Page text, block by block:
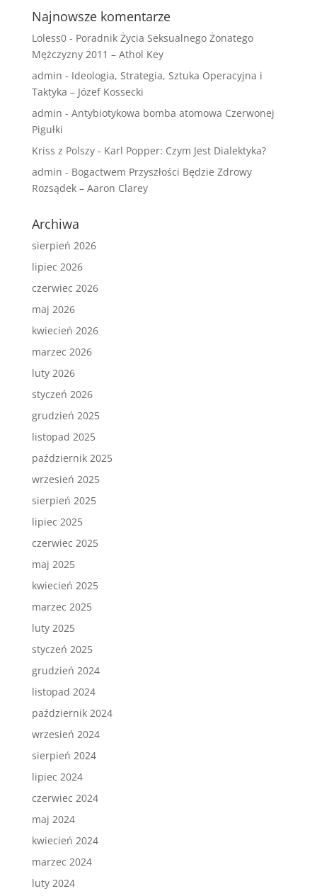
Najnowsze komentarze
Loless0- Poradnik Życia Seksualnego Żonatego
Mężczyzny 2011 – Athol Key
admin - Ideologia, Strategia, Sztuka Operacyjna i
Taktyka – Józef Kossecki
admin - Antybiotykowa bomba atomowa Czerwonej
Pigułki
Kriss z Polszy- Karl Popper: Czym Jest Dialektyka?
admin - Bogactwem Przyszłości Będzie Zdrowy
Rozsądek – Aaron Clarey
Archiwa
sierpień 2026
lipiec 2026
czerwiec 2026
maj 2026
kwiecień 2026
marzec 2026
luty 2026
styczeń 2026
grudzień 2025
listopad 2025
październik 2025
wrzesień 2025
sierpień 2025
lipiec 2025
czerwiec 2025
maj 2025
kwiecień 2025
marzec 2025
luty 2025
styczeń 2025
grudzień 2024
listopad 2024
październik 2024
wrzesień 2024
sierpień 2024
lipiec 2024
czerwiec 2024
maj 2024
kwiecień 2024
marzec 2024
luty 2024